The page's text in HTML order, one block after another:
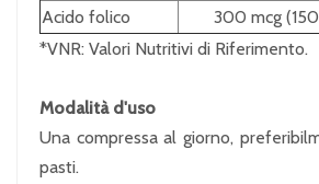
Acido folico
300 mcg
*VNR: Valori Nutritivi di Riferimento.
Modalità d'uso
Una compressa al giorno,
pasti.